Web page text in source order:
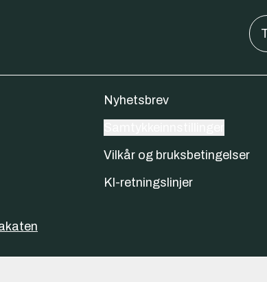
Nyhetsbrev
Vilkår og bruksbetingelser
KI-retningslinjer